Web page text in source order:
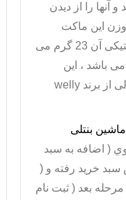
آنها را از دیدن
وزن این ماکت
ماشین فلزی به همراه پایه ی پلاستیکی آن 23 گرم می
باشد ، این
از برند welly
بنتلی
( اضافه به سبد
سبد خريد رفته و (
بعد ( ثبت نام